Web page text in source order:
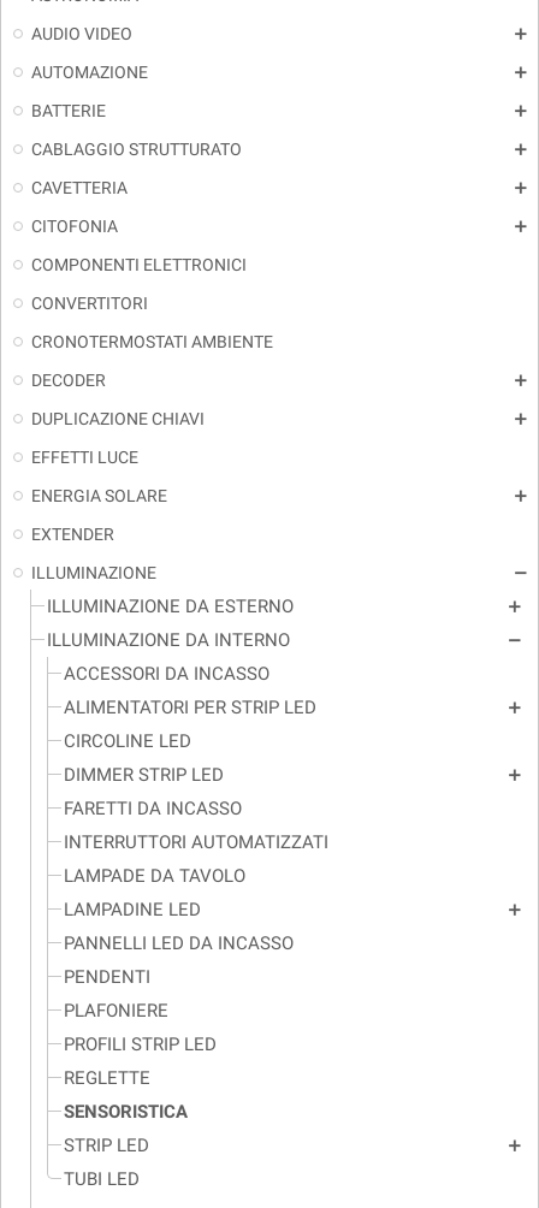
AUDIO VIDEO
add
AUTOMAZIONE add
BATTERIE add
CABLAGGIO STRUTTURATO add
CAVETTERIA add
CITOFONIA add
COMPONENTI ELETTRONICI
CONVERTITORI
CRONOTERMOSTATI AMBIENTE
DECODER
add
DUPLICAZIONE CHIAVI add
EFFETTI LUCE
ENERGIA SOLARE
add
EXTENDER
ILLUMINAZIONE
remove
ILLUMINAZIONE DA ESTERNO add
ILLUMINAZIONE DA INTERNO remove
ACCESSORI DA INCASSO
ALIMENTATORI PER STRIP LED
add
CIRCOLINE LED
DIMMER STRIP LED
add
FARETTI DA INCASSO
INTERRUTTORI AUTOMATIZZATI
LAMPADE DA TAVOLO
LAMPADINE LED
add
PANNELLI LED DA INCASSO
PENDENTI
PLAFONIERE
PROFILI STRIP LED
REGLETTE
SENSORISTICA
STRIP LED
add
TUBI LED